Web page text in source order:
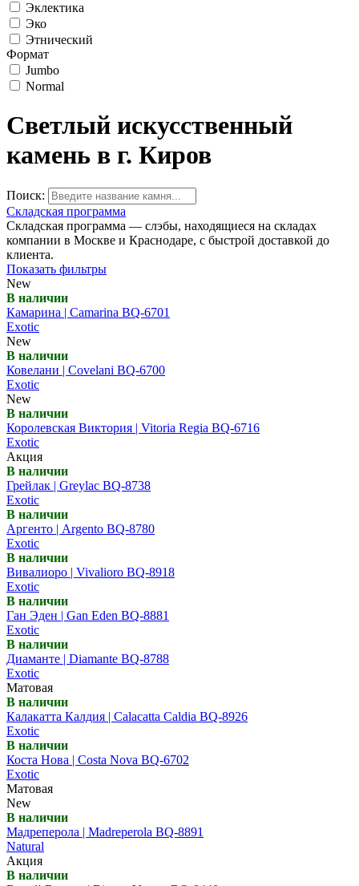
Эклектика
Эко
Этнический
Формат
Jumbo
Normal
Светлый искусственный
камень в г. Киров
Поиск:
Складская программа
Складская программа — слэбы, находящиеся на складах
компании в Москве и Краснодаре, с быстрой доставкой до
клиента.
Показать фильтры
New
В наличии
Камарина | Camarina BQ-6701
Exotic
New
В наличии
Ковелани | Covelani BQ-6700
Exotic
New
В наличии
Королевская Виктория | Vitoria Regia BQ-6716
Exotic
Акция
В наличии
Грейлак | Greylac BQ-8738
Exotic
В наличии
Аргенто | Argento BQ-8780
Exotic
В наличии
Вивалиоро | Vivalioro BQ-8918
Exotic
В наличии
Ган Эден | Gan Eden BQ-8881
Exotic
В наличии
Диаманте | Diamante BQ-8788
Exotic
Матовая
В наличии
Калакатта Калдия | Calacatta Caldia BQ-8926
Exotic
В наличии
Коста Нова | Costa Nova BQ-6702
Exotic
Матовая
New
В наличии
Мадреперола | Madreperola BQ-8891
Natural
Акция
В наличии